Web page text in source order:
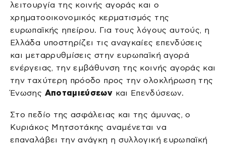
λειτουργία της κοινής αγοράς και ο
χρηματοοικονομικός κερματισμός της
ευρωπαϊκής ηπείρου. Για τους λόγους αυτούς, η
Ελλάδα υποστηρίζει τις αναγκαίες επενδύσεις
και μεταρρυθμίσεις στην ευρωπαϊκή αγορά
ενέργειας, την εμβάθυνση της κοινής αγοράς και
την ταχύτερη πρόοδο προς την ολοκλήρωση της
Ένωσης Αποταμιεύσεων και Επενδύσεων.
Στο πεδίο της ασφάλειας και της άμυνας, ο
Κυριάκος Μητσοτάκης αναμένεται να
επαναλάβει την ανάγκη η συλλογική ευρωπαϊκή